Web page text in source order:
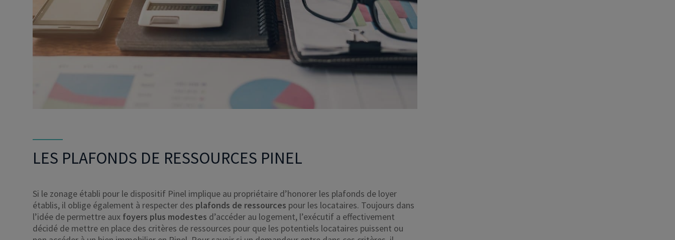
LES PLAFONDS DE RESSOURCES PINEL
Si le zonage établi pour le dispositif Pinel implique au propriétaire d’honorer les plafonds de loyer
établis, il oblige également à respecter des plafonds de ressources pour les locataires. Toujours dans
l’idée de permettre aux foyers plus modestes d’accéder au logement, l’exécutif a effectivement
décidé de mettre en place des critères de ressources pour que les potentiels locataires puissent ou